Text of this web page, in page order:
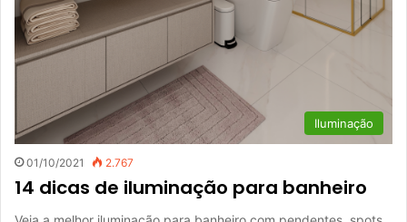
Iluminação
01/10/2021 2.767
14 dicas de iluminação para banheiro